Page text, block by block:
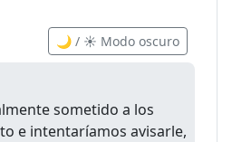
🌙 / ☀️ Modo oscuro
sometido a los
e intentaríamos avisarle,